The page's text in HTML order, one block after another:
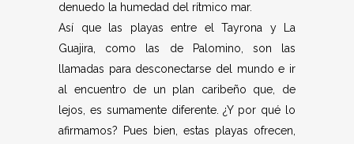
denuedo la humedad del rítmico mar.
Así que las playas entre el Tayrona y La
Guajira, como las de Palomino, son las
llamadas para desconectarse del mundo e ir
al encuentro de un plan caribeño que, de
lejos, es sumamente diferente. ¿Y por qué lo
afirmamos? Pues bien, estas playas ofrecen,